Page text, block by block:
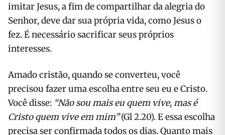
imitar Jesus, a fim de compartilhar da alegria do
Senhor, deve dar sua própria vida, como Jesus o
fez. É necessário sacrificar seus próprios
interesses.
Amado cristão, quando se converteu, você
precisou fazer uma escolha entre seu eu e Cristo.
Você disse: “Não sou mais eu quem vive, mas é
Cristo quem vive em mim”(Gl 2.20). E essa escolha
precisa ser confirmada todos os dias. Quanto mais